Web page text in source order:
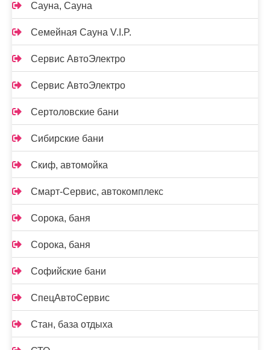
Сауна, Сауна
Семейная Сауна V.I.P.
Сервис АвтоЭлектро
Сервис АвтоЭлектро
Сертоловские бани
Сибирские бани
Скиф, автомойка
Смарт-Сервис, автокомплекс
Сорока, баня
Сорока, баня
Софийские бани
СпецАвтоСервис
Стан, база отдыха